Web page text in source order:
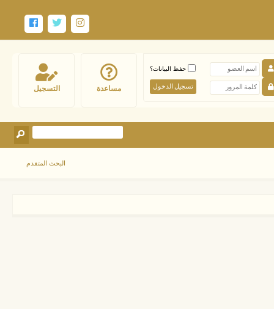
التسجيل مساعدة
حفظ البيانات؟
البحث المتقدم